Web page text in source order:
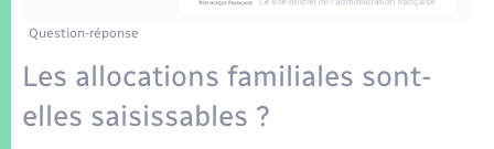
Organisation d’événement
Sécurité - Prévention
La Communauté de communes
Question-réponse
Les allocations familiales sont-
elles saisissables ?